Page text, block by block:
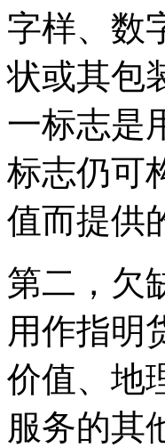
字样、数
状或其包
一标志是
标志仍可
值而提供
第二，欠
用作指明
价值、地
服务的其